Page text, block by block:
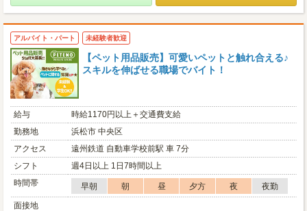
アルバイト・パート 未経験者歓迎
【ペット用品販売】可愛いペットと触れ合える♪
スキルを伸ばせる職場でバイト！
給与
時給1170円以上＋交通費支給
勤務地
浜松市 中央区
アクセス
遠州鉄道 自動車学校前駅 車 7分
シフト
週4日以上 1日7時間以上
時間帯
早朝 朝 昼 夕方 夜
夜勤
面接地